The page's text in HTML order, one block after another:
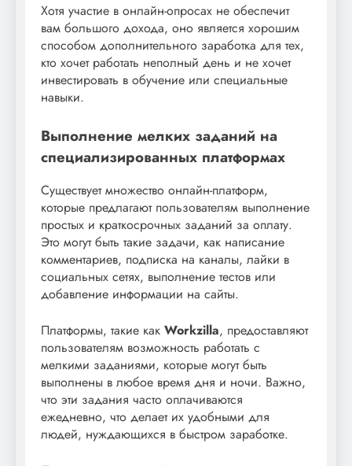
Хотя участие в онлайн-опросах не обеспечит
вам большого дохода, оно является хорошим
способом дополнительного заработка для тех,
кто хочет работать неполный день и не хочет
инвестировать в обучение или специальные
навыки.
Выполнение мелких заданий на
специализированных платформах
Существует множество онлайн-платформ,
которые предлагают пользователям выполнение
простых и краткосрочных заданий за оплату.
Это могут быть такие задачи, как написание
комментариев, подписка на каналы, лайки в
социальных сетях, выполнение тестов или
добавление информации на сайты.
Платформы, такие как Workzilla, предоставляют
пользователям возможность работать с
мелкими заданиями, которые могут быть
выполнены в любое время дня и ночи. Важно,
что эти задания часто оплачиваются
ежедневно, что делает их удобными для
людей, нуждающихся в быстром заработке.